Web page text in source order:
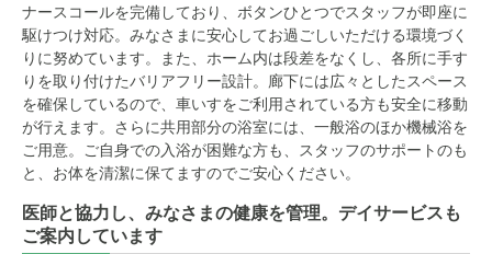
ナースコールを完備しており、ボタンひとつでスタッフが即座に
駆けつけ対応。みなさまに安心してお過ごしいただける環境づく
りに努めています。また、ホーム内は段差をなくし、各所に手す
りを取り付けたバリアフリー設計。廊下には広々としたスペース
を確保しているので、車いすをご利用されている方も安全に移動
が行えます。さらに共用部分の浴室には、一般浴のほか機械浴を
ご用意。ご自身での入浴が困難な方も、スタッフのサポートのも
と、お体を清潔に保てますのでご安心ください。
医師と協力し、みなさまの健康を管理。デイサービスも
ご案内しています